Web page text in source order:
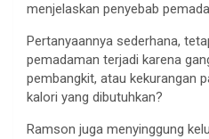
menjelaskan penyebab
Pertanyaannya sederhana,
pemadaman terjadi karena
pembangkit, atau kekurangan
kalori yang dibutuhkan?
Ramson juga menyinggung